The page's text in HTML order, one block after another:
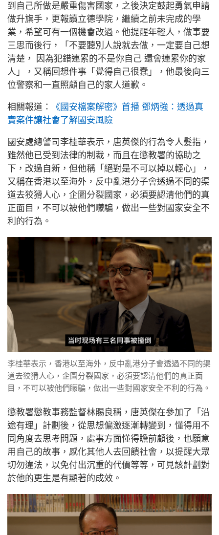
到自己所做是嚴重傷害國家，之後決定鼓起勇氣申請
做升旗手，更報讀立德學院，繼續之前未完成的學
業，希望可有一個機會改過。他提醒年輕人，做事要
三思而後行，「不要聽別人說就去做，一定要自己想
清楚， 因為犯錯連累的不是你自己 還會連累你的家
人」，又稱回想件事「覺得自己很蠢」，他最後向三
位警察和一直照顧自己的家人道歉。
相關報道：
《國安檔案解密》首播 鄧炳強：透過真
實案件讓社會了解國安風險
國安處總警司李桂華表示，唐英傑的行為令人髮指，
雖然他已受到法律的制裁，而且在懲教署的協助之
下，改過自新，但他稱「絕對是不可以掉以輕心」，
又稱在香港以至海外，反中亂港分子會透過不同的渠
道去狡猾人心，企圖分裂國家，必須要認清他們的真
正面目，不可以被他們矇騙，做出一些對國家安全不
利的行為。
李桂華表示，香港以至海外，反中亂港分子會透過不同的渠
道去狡猾人心，企圖分裂國家，必須要認清他們的真正面
目，不可以被他們矇騙，做出一些對國家安全不利的行為。
懲教署懲教事務監督林賜良稱，唐英傑在參加了「沿
途有理」計劃後，從思想偏激逐漸轉變到，懂得用不
同角度去思考問題，處事方面懂得瞻前顧後，也願意
用自己的故事，感化其他人去回饋社會，以提醒大眾
切勿違法，以免付出沉重的代價等等，可見該計劃對
於他的更生是有顯著的成效。